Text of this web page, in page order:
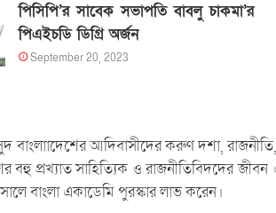
পিসিপি’র সাবেক সভাপতি বাবলু চাকমা’র
পিএইচডি ডিগ্রি অর্জন
September 20, 2023
আদিবাসীদের করুণ দশা, রাজনীতি,
বহু প্রখ্যাত সাহিত্যিক ও রাজনীতিবিদদের
বাংলা একাডেমি পুরস্কার লাভ করেন।